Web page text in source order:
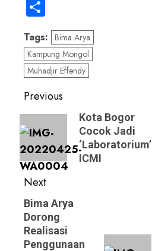
Tags: Bima Arya
Kampung Mongol
Muhadjir Effendy
Post
navigation
Previous
Previous
post:
Kota Bogor
Cocok Jadi
‘Laboratorium’
ICMI
Next
Next
post:
Bima Arya
Dorong
Realisasi
Penggunaan